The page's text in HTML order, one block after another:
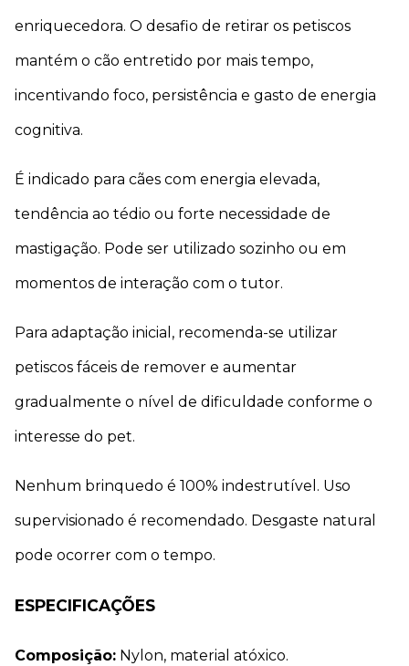
enriquecedora. O desafio de retirar os petiscos
mantém o cão entretido por mais tempo,
incentivando foco, persistência e gasto de energia
cognitiva.
É indicado para cães com energia elevada,
tendência ao tédio ou forte necessidade de
mastigação. Pode ser utilizado sozinho ou em
momentos de interação com o tutor.
Para adaptação inicial, recomenda-se utilizar
petiscos fáceis de remover e aumentar
gradualmente o nível de dificuldade conforme o
interesse do pet.
Nenhum brinquedo é 100% indestrutível. Uso
supervisionado é recomendado. Desgaste natural
pode ocorrer com o tempo.
ESPECIFICAÇÕES
Composição: Nylon, material atóxico.